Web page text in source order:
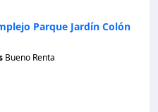
Parque Jardín Colón
Bueno Renta